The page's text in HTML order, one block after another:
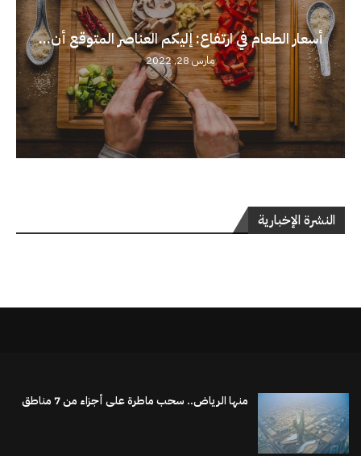
أسعار الطعام في ارتفاع: إليكم العناصر المتوقع أن...
مارس 28, 2022
النشرة الإخبارية
منها الرياض.. سحب ماطرة على أجزاء من 7 مناطق